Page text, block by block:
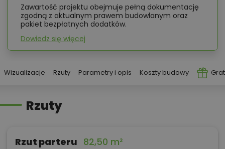
Zawartość projektu obejmuje pełną dokumentację
zgodną z aktualnym prawem budowlanym oraz
pakiet bezpłatnych dodatków.
Dowiedz się więcej
Wizualizacje Rzuty Parametry i opis Koszty budowy
Rzuty
Rzut parteru 82,50 m²